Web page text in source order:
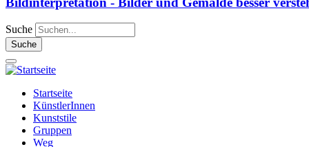
Suche
Startseite
KünstlerInnen
Kunststile
Gruppen
Weg